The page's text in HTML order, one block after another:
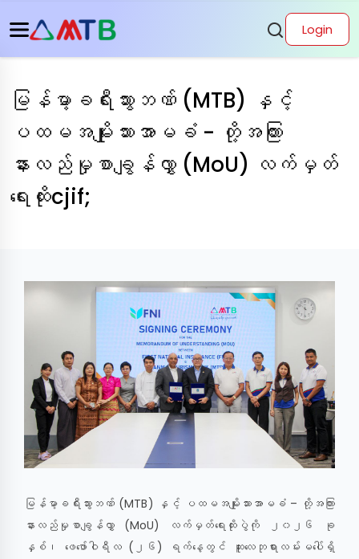
Login
မြန်မာ့ခရီးသွားဘဏ် (MTB) နှင့်
ပထမအမျိုးသားအာမခံ - တို့အကြား
နားလည်မှုစာချွန်လွှာ (MoU) လက်မှတ်
ရေးထိုးcjif;
မြန်မာ့ခရီးသွားဘဏ် (MTB) နှင့် ပထမအမျိုးသားအာမခံ – တို့အကြား
နားလည်မှုစာချွန်လွှာ (MoU) လက်မှတ်ရေးထိုးပွဲကို ၂၀၂၆ ခု
နှစ်၊ ဖေဖော်ဝါရီလ (၂၆) ရက်နေ့တွင် ဆူးလေဘုရားလမ်းမပေါ်ရှိ